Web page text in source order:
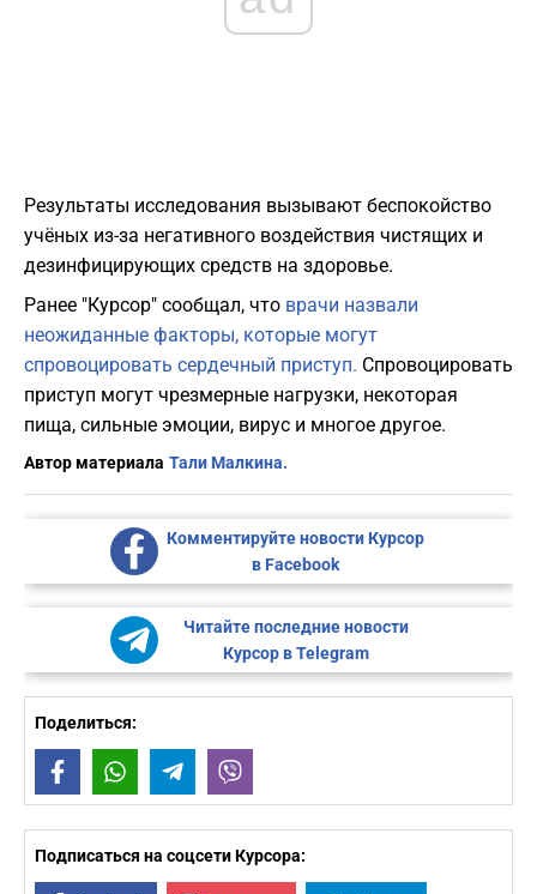
Результаты исследования вызывают беспокойство
учёных из-за негативного воздействия чистящих и
дезинфицирующих средств на здоровье.
Ранее "Курсор" сообщал, что врачи назвали
неожиданные факторы, которые могут
спровоцировать сердечный приступ. Спровоцировать
приступ могут чрезмерные нагрузки, некоторая
пища, сильные эмоции, вирус и многое другое.
Автор материала Тали Малкина.
Комментируйте новости Курсор
в Facebook
Читайте последние новости
Курсор в Telegram
Поделиться:
FacebookWhatsAppTelegram
Подписаться на соцсети Курсора: